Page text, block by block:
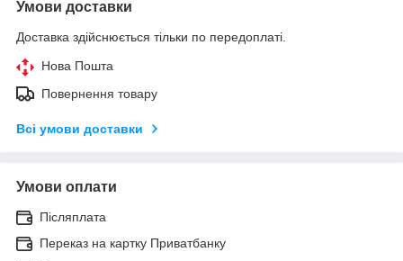
Умови доставки
Доставка здійснюється тільки по передоплаті.
Нова Пошта
Повернення товару
Всі умови доставки
Умови оплати
Післяплата
Переказ на картку Приватбанку